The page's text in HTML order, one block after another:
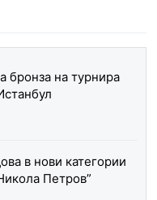
бронза на турнира
в нови категории
Петров”